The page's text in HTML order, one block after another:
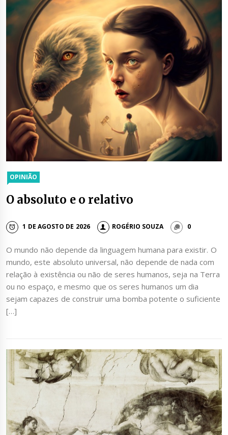
OPINIÃO
O absoluto e o relativo
1 DE AGOSTO DE 2026 ROGÉRIO SOUZA 0
O mundo não depende da linguagem humana para existir. O
mundo, este absoluto universal, não depende de nada com
relação à existência ou não de seres humanos, seja na Terra
ou no espaço, e mesmo que os seres humanos um dia
sejam capazes de construir uma bomba potente o suficiente
[…]